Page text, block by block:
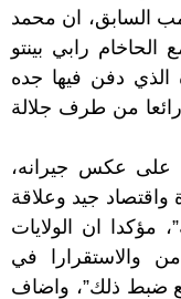
السابق، ان محمد
رابي بينتو
الذي دفن فيها جده
من طرف جلالة
على عكس جيرانه،
جيد وعلاقة
مؤكدا ان الولايات
والاستقرارا في
ضبط ذلك”، واضاف